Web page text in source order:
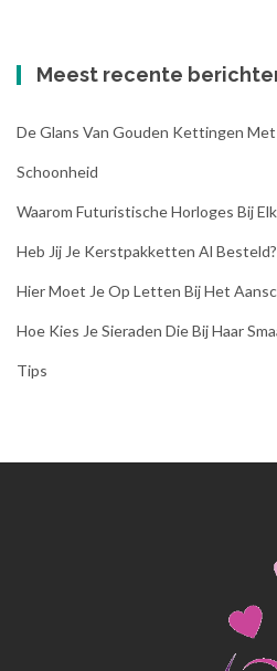
Meest recente
De Glans Van Gouden Kettingen
Schoonheid
Waarom Futuristische Horloges Bij
Heb Jij Je Kerstpakketten Al Besteld?
Hier Moet Je Op Letten Bij Het
Hoe Kies Je Sieraden Die Bij Haar
Tips